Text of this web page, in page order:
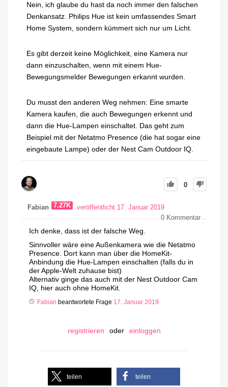
Nein, ich glaube du hast da noch immer den falschen
Denkansatz. Philips Hue ist kein umfassendes Smart
Home System, sondern kümmert sich nur um Licht.
Es gibt derzeit keine Möglichkeit, eine Kamera nur
dann einzuschalten, wenn mit einem Hue-
Bewegungsmelder Bewegungen erkannt wurden.
Du musst den anderen Weg nehmen: Eine smarte
Kamera kaufen, die auch Bewegungen erkennt und
dann die Hue-Lampen einschaltet. Das geht zum
Beispiel mit der Netatmo Presence (die hat sogar eine
eingebaute Lampe) oder der Nest Cam Outdoor IQ.
0
Fabian 7.27K
veröffentlicht 17. Januar 2019
0Kommentar
Ich denke, dass ist der falsche Weg.
Sinnvoller wäre eine Außenkamera wie die Netatmo
Presence. Dort kann man über die HomeKit-
Anbindung die Hue-Lampen einschalten (falls du in
der Apple-Welt zuhause bist)
Alternativ ginge das auch mit der Nest Outdoor Cam
IQ, hier auch ohne HomeKit.
Fabian beantwortete Frage 17. Januar 2019
registrieren oder einloggen
teilen teilen